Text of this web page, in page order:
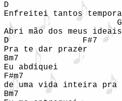
D
Enfreitei tantos
Abri mão dos meus ideais
D               F#7
Pra te dar prazer
Bm7
Eu abdiquei
F#m7
de uma vida inteira pra
Bm7